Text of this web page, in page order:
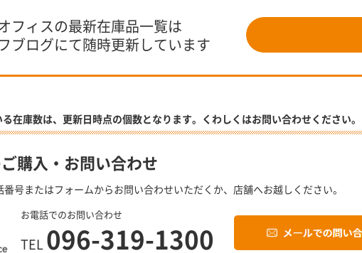
フィスの最新在庫品一覧は
ブログにて随時更新しています
在庫数は、更新日時点の個数となります。くわしくはお問い合わせください。
購入・お問い合わせ
番号またはフォームからお問い合わせいただくか、店舗へお越しください。
お電話でのお問い合わせ
TEL 096-319-1300